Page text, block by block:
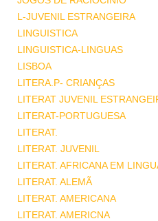
L-JUVENIL ESTRANGEIRA
LINGUISTICA
LINGUISTICA-LINGUAS
LISBOA
LITERA.P- CRIANÇAS
LITERAT JUVENIL
LITERAT-PORTUGUESA
LITERAT.
LITERAT. JUVENIL
LITERAT. AFRICANA EM
LITERAT. ALEMÃ
LITERAT. AMERICANA
LITERAT. AMERICNA